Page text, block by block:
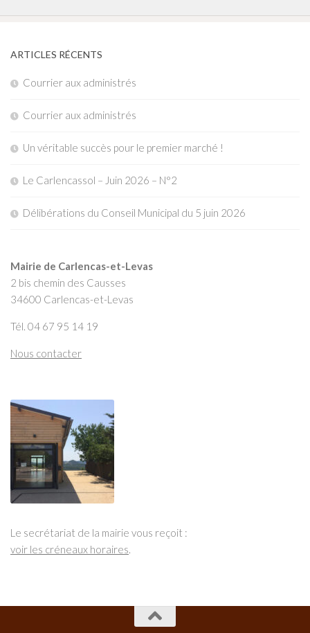
ARTICLES RÉCENTS
Courrier aux administrés
Courrier aux administrés
Un véritable succès pour le premier marché !
Le Carlencassol – Juin 2026 – N°2
Délibérations du Conseil Municipal du 5 juin 2026
Mairie de Carlencas-et-Levas
2 bis chemin des Causses
34600 Carlencas-et-Levas
Tél. 04 67 95 14 19
Nous contacter
Le secrétariat de la mairie vous reçoit :
voir les créneaux horaires